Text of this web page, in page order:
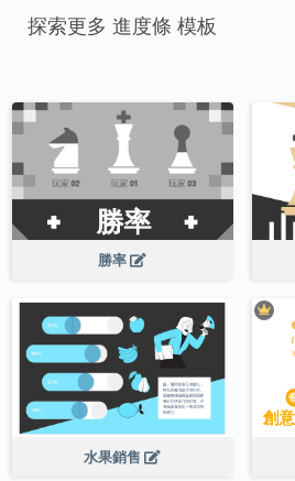
探索更多 進度條 模板
勝率
水果銷售